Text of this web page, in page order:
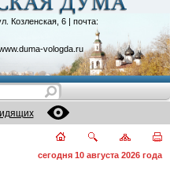
Козленская, 6 | почта:
vologda.ru
сегодня 10 августа 2026 года